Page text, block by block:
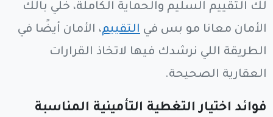
لك التقييم السليم والحماية الكاملة، خلي بالك
الأمان معانا مو بس في التقييم، الأمان أيضًا في
الطريقة اللي نرشدك فيها لاتخاذ القرارات
العقارية الصحيحة.
فوائد اختيار التغطية التأمينية المناسبة